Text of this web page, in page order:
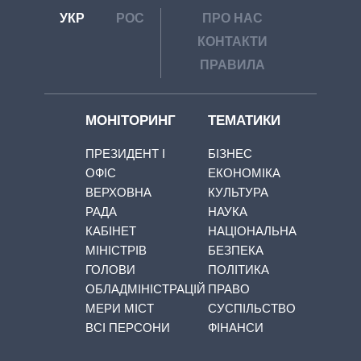
УКР РОС
ПРО НАС
КОНТАКТИ
ПРАВИЛА
МОНІТОРИНГ
ПРЕЗИДЕНТ І
ОФІС
ВЕРХОВНА
РАДА
КАБІНЕТ
МІНІСТРІВ
ГОЛОВИ
ОБЛАДМІНІСТРАЦІЙ
МЕРИ МІСТ
ВСІ ПЕРСОНИ
ТЕМАТИКИ
БІЗНЕС
ЕКОНОМІКА
КУЛЬТУРА
НАУКА
НАЦІОНАЛЬНА
БЕЗПЕКА
ПОЛІТИКА
ПРАВО
СУСПІЛЬСТВО
ФІНАНСИ